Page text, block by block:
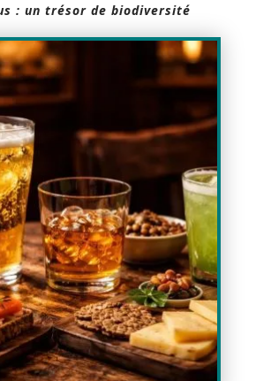
: un trésor de biodiversité